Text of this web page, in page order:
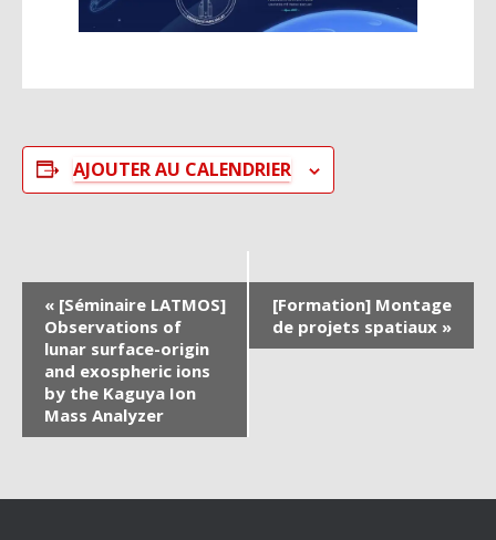
AJOUTER AU CALENDRIER
i
« [Séminaire LATMOS]
Observations of
lunar surface-origin
and exospheric ions
by the Kaguya Ion
Mass Analyzer
[Formation] Montage
de projets spatiaux »